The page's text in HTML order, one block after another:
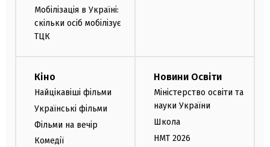
Мобілізація в Україні:
скільки осіб мобілізує
ТЦК
Кіно
Найцікавіші фільми
Українські фільми
Фільми на вечір
Комедії
Новини Освіти
Міністерство освіти та
науки України
Школа
НМТ 2026